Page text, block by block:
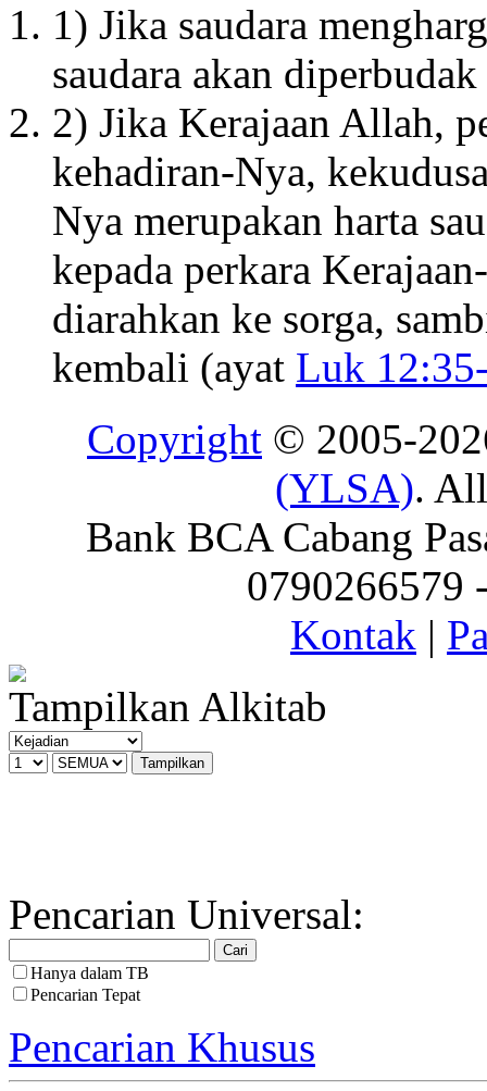
1) Jika saudara
saudara akan
2) Jika Kerajaan Allah,
kehadiran-Nya,
Nya merupakan harta
kepada perkara
diarahkan ke sorga,
kembali (ayat Luk
Copyright © 2005-
(YLSA).
Bank BCA Cabang
0790266579
Kontak |
Tampilkan Alkitab
Pencarian Universal:
Hanya dalam TB
Pencarian Tepat
Pencarian Khusus